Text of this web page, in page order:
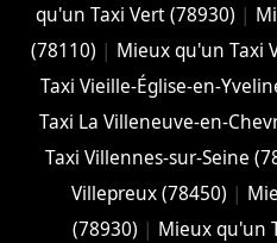
qu'un Taxi Vert (78930) |
(78110) | Mieux qu'un Taxi
Taxi Vieille-Église-en-
Taxi La Villeneuve-en-
Taxi Villennes-sur-Seine
Villepreux (78450) |
(78930) | Mieux qu'un